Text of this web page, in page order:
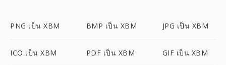
PNG เป็น XBM BMP เป็น XBM JPG เป็น XBM
ICO เป็น XBM PDF เป็น XBM GIF เป็น XBM